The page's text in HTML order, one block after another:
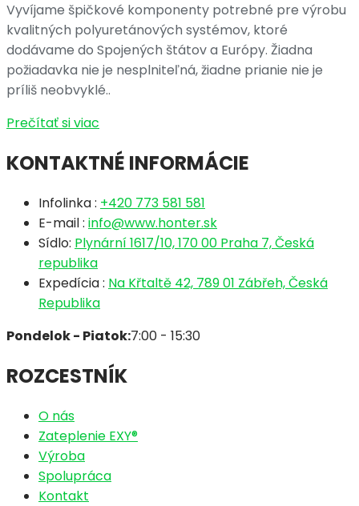
Vyvíjame špičkové komponenty potrebné pre výrobu
kvalitných polyuretánových systémov, ktoré
dodávame do Spojených štátov a Európy. Žiadna
požiadavka nie je nesplniteľná, žiadne prianie nie je
príliš neobvyklé..
Prečítať si viac
KONTAKTNÉ INFORMÁCIE
Infolinka : +420 773 581 581
E-mail : info@www.honter.sk
Sídlo: Plynární 1617/10, 170 00 Praha 7, Česká
republika
Expedícia : Na Křtaltě 42, 789 01 Zábřeh, Česká
Republika
Pondelok - Piatok:7:00 - 15:30
ROZCESTNÍK
O nás
Zateplenie EXY®
Výroba
Spolupráca
Kontakt